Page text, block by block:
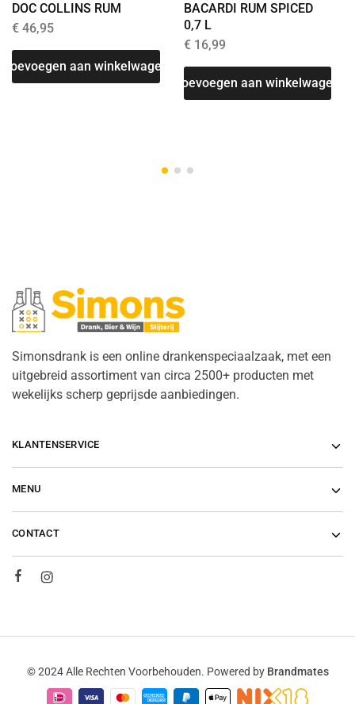
DOC COLLINS RUM
€ 46,95
Toevoegen aan winkelwagen
BACARDI RUM SPICED
0,7 L
€16,99
Toevoegen aan winkelwagen
Simonsdrank is een online drankenspeciaalzaak, met een
uitgebreid assortiment van circa 2500+ producten met
wekelijks scherp geprijsde aanbiedingen.
KLANTENSERVICE
MENU
CONTACT
© 2024 Alle Rechten Voorbehouden. Powered by Brandmates